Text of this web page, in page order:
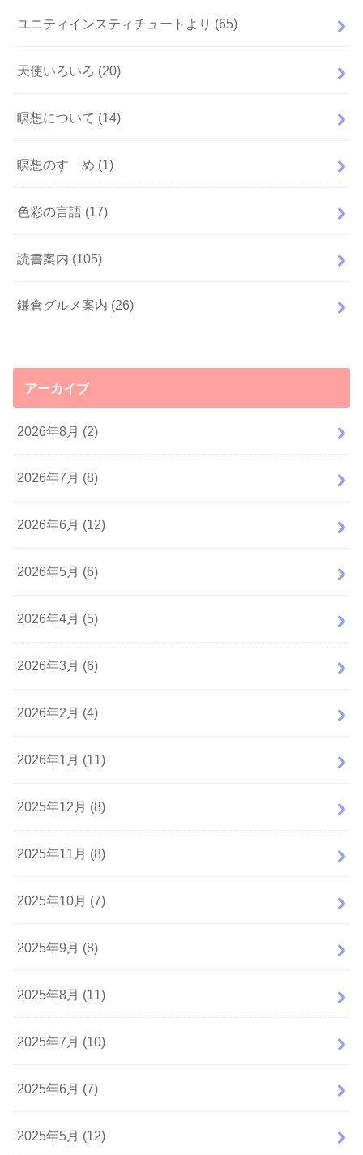
ユニティインスティチュートより (65)
天使いろいろ (20)
瞑想について (14)
瞑想のすゝめ (1)
色彩の言語 (17)
読書案内 (105)
鎌倉グルメ案内 (26)
アーカイブ
2026年8月 (2)
2026年7月 (8)
2026年6月 (12)
2026年5月 (6)
2026年4月 (5)
2026年3月 (6)
2026年2月 (4)
2026年1月 (11)
2025年12月 (8)
2025年11月 (8)
2025年10月 (7)
2025年9月 (8)
2025年8月 (11)
2025年7月 (10)
2025年6月 (7)
2025年5月 (12)